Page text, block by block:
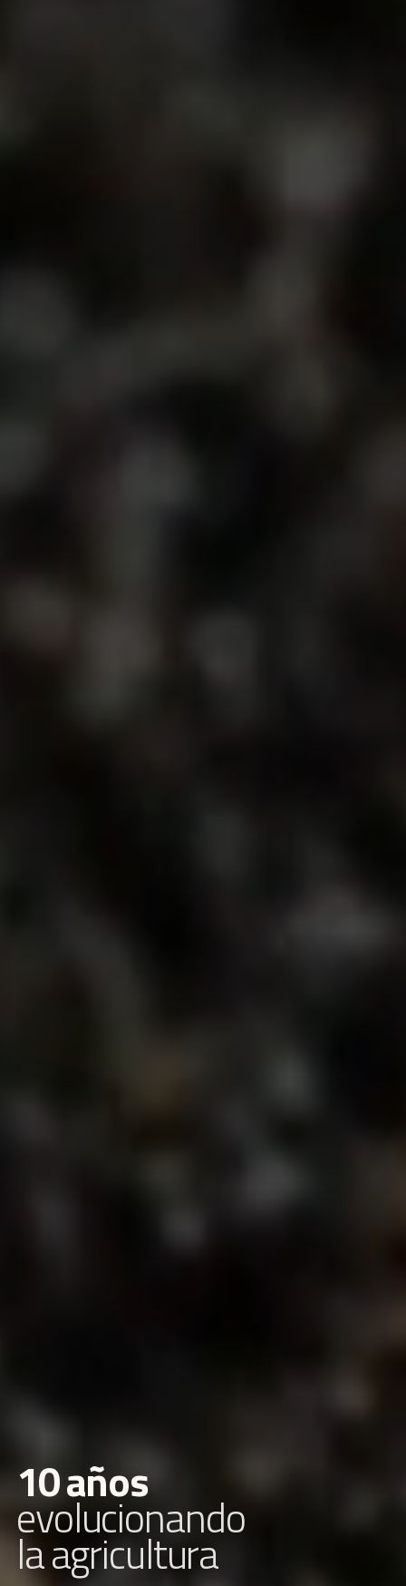
10años
evolucionando
laagricultura